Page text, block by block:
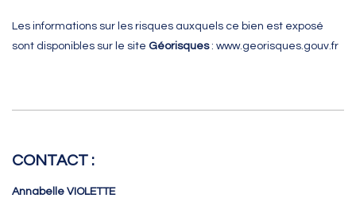
Les informations sur les risques auxquels ce bien est exposé
sont disponibles sur le site Géorisques: www.georisques.gouv.fr
CONTACT :
Annabelle VIOLETTE